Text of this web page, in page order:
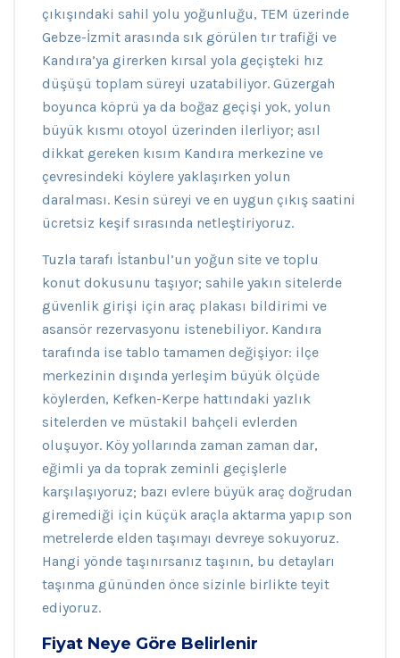
çıkışındaki sahil yolu yoğunluğu, TEM üzerinde
Gebze-İzmit arasında sık görülen tır trafiği ve
Kandıra’ya girerken kırsal yola geçişteki hız
düşüşü toplam süreyi uzatabiliyor. Güzergah
boyunca köprü ya da boğaz geçişi yok, yolun
büyük kısmı otoyol üzerinden ilerliyor; asıl
dikkat gereken kısım Kandıra merkezine ve
çevresindeki köylere yaklaşırken yolun
daralması. Kesin süreyi ve en uygun çıkış saatini
ücretsiz keşif sırasında netleştiriyoruz.
Tuzla tarafı İstanbul’un yoğun site ve toplu
konut dokusunu taşıyor; sahile yakın sitelerde
güvenlik girişi için araç plakası bildirimi ve
asansör rezervasyonu istenebiliyor. Kandıra
tarafında ise tablo tamamen değişiyor: ilçe
merkezinin dışında yerleşim büyük ölçüde
köylerden, Kefken-Kerpe hattındaki yazlık
sitelerden ve müstakil bahçeli evlerden
oluşuyor. Köy yollarında zaman zaman dar,
eğimli ya da toprak zeminli geçişlerle
karşılaşıyoruz; bazı evlere büyük araç doğrudan
giremediği için küçük araçla aktarma yapıp son
metrelerde elden taşımayı devreye sokuyoruz.
Hangi yönde taşınırsanız taşının, bu detayları
taşınma gününden önce sizinle birlikte teyit
ediyoruz.
Fiyat Neye Göre Belirlenir